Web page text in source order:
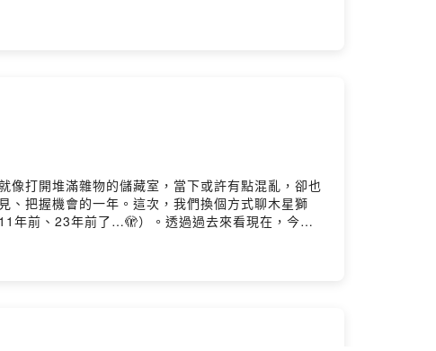
像打開堆滿雜物的儲藏室，當下或許有點混亂，卻也
、把握機會的一年。這次，我們換個方式聊木星獅
年前、23年前了…🫣）。透過過去來看現在，今年
不支也被放大（保重身體）水象星座忙碌就是好消